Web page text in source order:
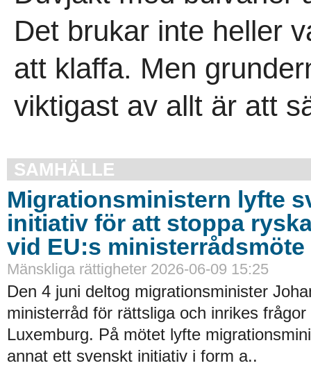
Det brukar inte heller
att klaffa. Men
viktigast av allt är att
SAMHÄLLE
Migrationsministern lyfte
initiativ för att stoppa
vid EU:s ministerrådsmöte
Mänskliga rättigheter 2026-06-09 15:25
Den 4 juni deltog migrationsminister
ministerråd för rättsliga och inrikes
Luxemburg. På mötet lyfte
annat ett svenskt initiativ i form a..